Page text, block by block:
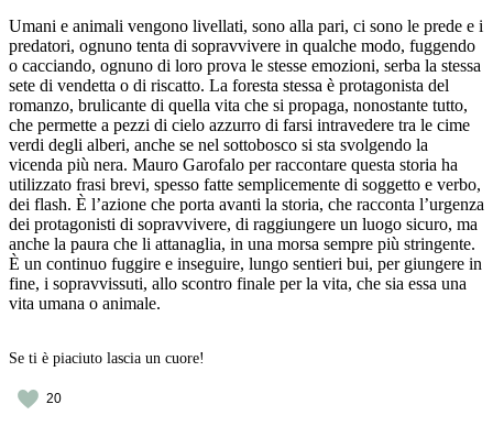
Umani e animali vengono livellati, sono alla pari, ci sono le prede e i
predatori, ognuno tenta di sopravvivere in qualche modo, fuggendo
o cacciando, ognuno di loro prova le stesse emozioni, serba la stessa
sete di vendetta o di riscatto. La foresta stessa è protagonista del
romanzo, brulicante di quella vita che si propaga, nonostante tutto,
che permette a pezzi di cielo azzurro di farsi intravedere tra le cime
verdi degli alberi, anche se nel sottobosco si sta svolgendo la
vicenda più nera. Mauro Garofalo per raccontare questa storia ha
utilizzato frasi brevi, spesso fatte semplicemente di soggetto e verbo,
dei flash. È l’azione che porta avanti la storia, che racconta l’urgenza
dei protagonisti di sopravvivere, di raggiungere un luogo sicuro, ma
anche la paura che li attanaglia, in una morsa sempre più stringente.
È un continuo fuggire e inseguire, lungo sentieri bui, per giungere in
fine, i sopravvissuti, allo scontro finale per la vita, che sia essa una
vita umana o animale.
Se ti è piaciuto lascia un cuore!
20